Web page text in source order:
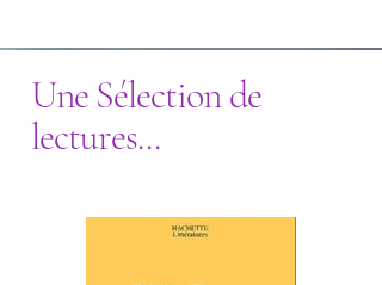
Une Sélection de
lectures...